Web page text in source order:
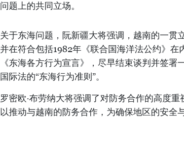
问题上的共同立场。
关于东海问题，阮新疆大将强调，越南的一贯
并在符合包括1982年《联合国海洋法公约》
《东海各方行为宣言》，尽早结束谈判并签
国际法的“东海行为准则”。
罗密欧·布劳纳大将强调了对防务合作的高度
以推动与越南的防务合作，为确保地区的安全